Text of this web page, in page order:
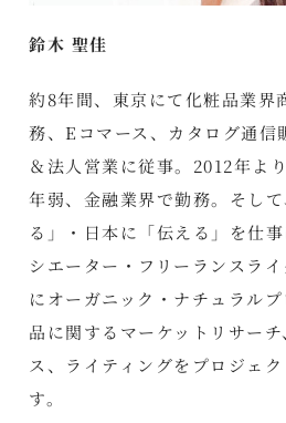
鈴木 聖佳
約8年間、東京にて化粧品業界
務、Eコマース、カタログ通信
＆法人営業に従事。2012年よ
年弱、金融業界で勤務。そし
る」・日本に「伝える」を仕
シエーター・フリーランスラ
にオーガニック・ナチュラル
品に関するマーケットリサー
ス、ライティングをプロジェ
す。